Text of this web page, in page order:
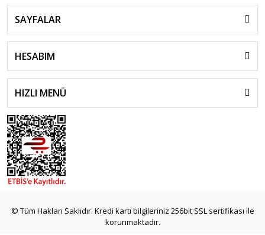
SAYFALAR
HESABIM
HIZLI MENÜ
© Tüm Hakları Saklıdır. Kredi kartı bilgileriniz 256bit SSL sertifikası ile
korunmaktadır.